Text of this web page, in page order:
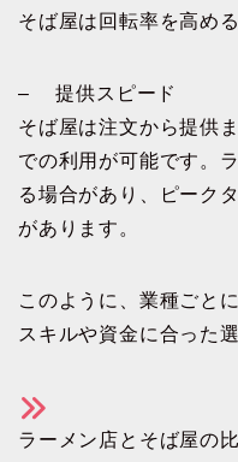
そば屋は回転率を高め
– 提供スピード
そば屋は注文から提供
での利用が可能です。
る場合があり、ピーク
があります。
このように、業種ごと
スキルや資金に合った
ラーメン店とそば屋の